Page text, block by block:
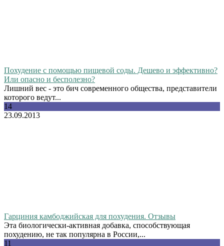
Похудение с помощью пищевой соды. Дешево и эффективно?
Или опасно и бесполезно?
Лишний вес - это бич современного общества, представители
которого ведут...
14
23.09.2013
Гарциния камбоджийская для похудения. Отзывы
Эта биологически-активная добавка, способствующая
похудению, не так популярна в России,...
11